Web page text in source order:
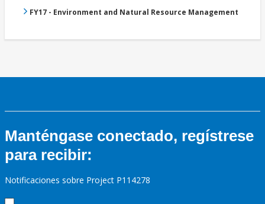
FY17 - Environment and Natural Resource Management
Manténgase conectado, regístrese
para recibir:
Notificaciones sobre Project P114278